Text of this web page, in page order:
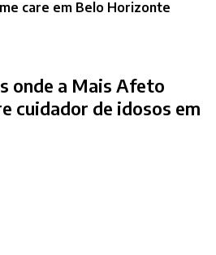
care em Belo Horizonte
onde a Mais Afeto
cuidador de idosos em